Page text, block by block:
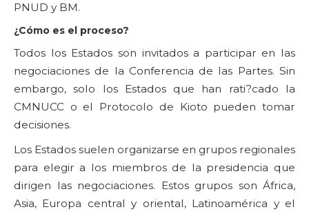
PNUD y BM.
¿Cómo es el proceso?
Todos los Estados son invitados a participar en las
negociaciones de la Conferencia de las Partes. Sin
embargo, solo los Estados que han rati?cado la
CMNUCC o el Protocolo de Kioto pueden tomar
decisiones.
Los Estados suelen organizarse en grupos regionales
para elegir a los miembros de la presidencia que
dirigen las negociaciones. Estos grupos son África,
Asia, Europa central y oriental, Latinoamérica y el